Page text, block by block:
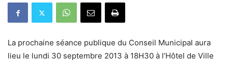
La prochaine séance publique du Conseil Municipal aura
lieu le lundi 30 septembre 2013 à 18H30 à l’Hôtel de Ville